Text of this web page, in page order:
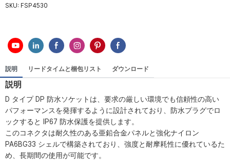
SKU: FSP4530
説明 リードタイムと梱包リスト ダウンロード
説明
D タイプ DP 防水ソケットは、要求の厳しい環境でも信頼性の高い
パフォーマンスを発揮するように設計されており、防水プラグでロ
ックすると IP67 防水保護を提供します。
このコネクタは耐久性のある亜鉛合金パネルと強化ナイロン
PA6BG33 シェルで構築されており、強度と耐摩耗性に優れているた
め、長期間の使用が可能です。